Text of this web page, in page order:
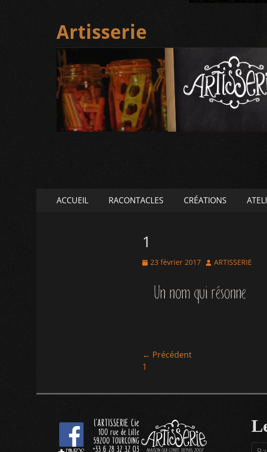
Artisserie
Menu
ACCUEIL RACONTACLES CRÉATIONS
1
Posted
23 février 2017 Author
ARTISSERIE
Navigation
de
l’article
← Précédent
Article
1